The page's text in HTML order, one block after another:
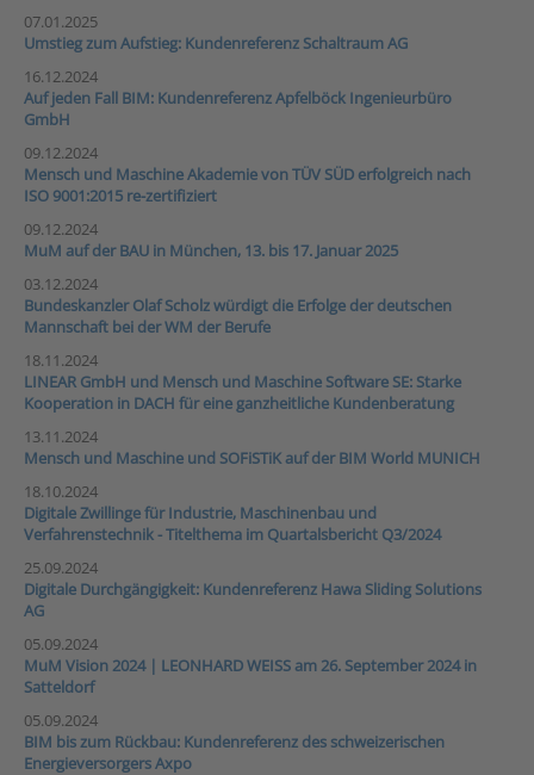
07.01.2025
Umstieg zum Aufstieg: Kundenreferenz Schaltraum AG
16.12.2024
Auf jeden Fall BIM: Kundenreferenz Apfelböck Ingenieurbüro
GmbH
09.12.2024
Mensch und Maschine Akademie von TÜV SÜD erfolgreich nach
ISO 9001:2015 re-zertifiziert
09.12.2024
MuM auf der BAU in München, 13. bis 17. Januar 2025
03.12.2024
Bundeskanzler Olaf Scholz würdigt die Erfolge der deutschen
Mannschaft bei der WM der Berufe
18.11.2024
LINEAR GmbH und Mensch und Maschine Software SE: Starke
Kooperation in DACH für eine ganzheitliche Kundenberatung
13.11.2024
Mensch und Maschine und SOFiSTiK auf der BIM World MUNICH
18.10.2024
Digitale Zwillinge für Industrie, Maschinenbau und
Verfahrenstechnik - Titelthema im Quartalsbericht Q3/2024
25.09.2024
Digitale Durchgängigkeit: Kundenreferenz Hawa Sliding Solutions
AG
05.09.2024
MuM Vision 2024 | LEONHARD WEISS am 26. September 2024 in
Satteldorf
05.09.2024
BIM bis zum Rückbau: Kundenreferenz des schweizerischen
Energieversorgers Axpo